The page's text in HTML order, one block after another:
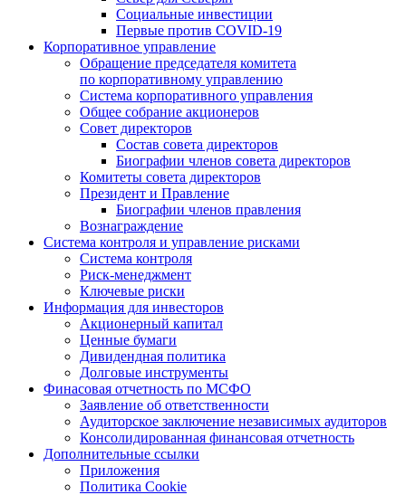
Социальные инвестиции
Первые против COVID‑19
Корпоративное управление
Обращение председателя комитета
по корпоративному управлению
Система корпоративного управления
Общее собрание акционеров
Совет директоров
Состав совета директоров
Биографии членов совета директоров
Комитеты совета директоров
Президент и Правление
Биографии членов правления
Вознаграждение
Система контроля и управление рисками
Система контроля
Риск-менеджмент
Ключевые риски
Информация для инвесторов
Акционерный капитал
Ценные бумаги
Дивидендная политика
Долговые инструменты
Финасовая отчетность по МСФО
Заявление об ответственности
Аудиторское заключение независимых аудиторов
Консолидированная финансовая отчетность
Дополнительные ссылки
Приложения
Политика Cookie